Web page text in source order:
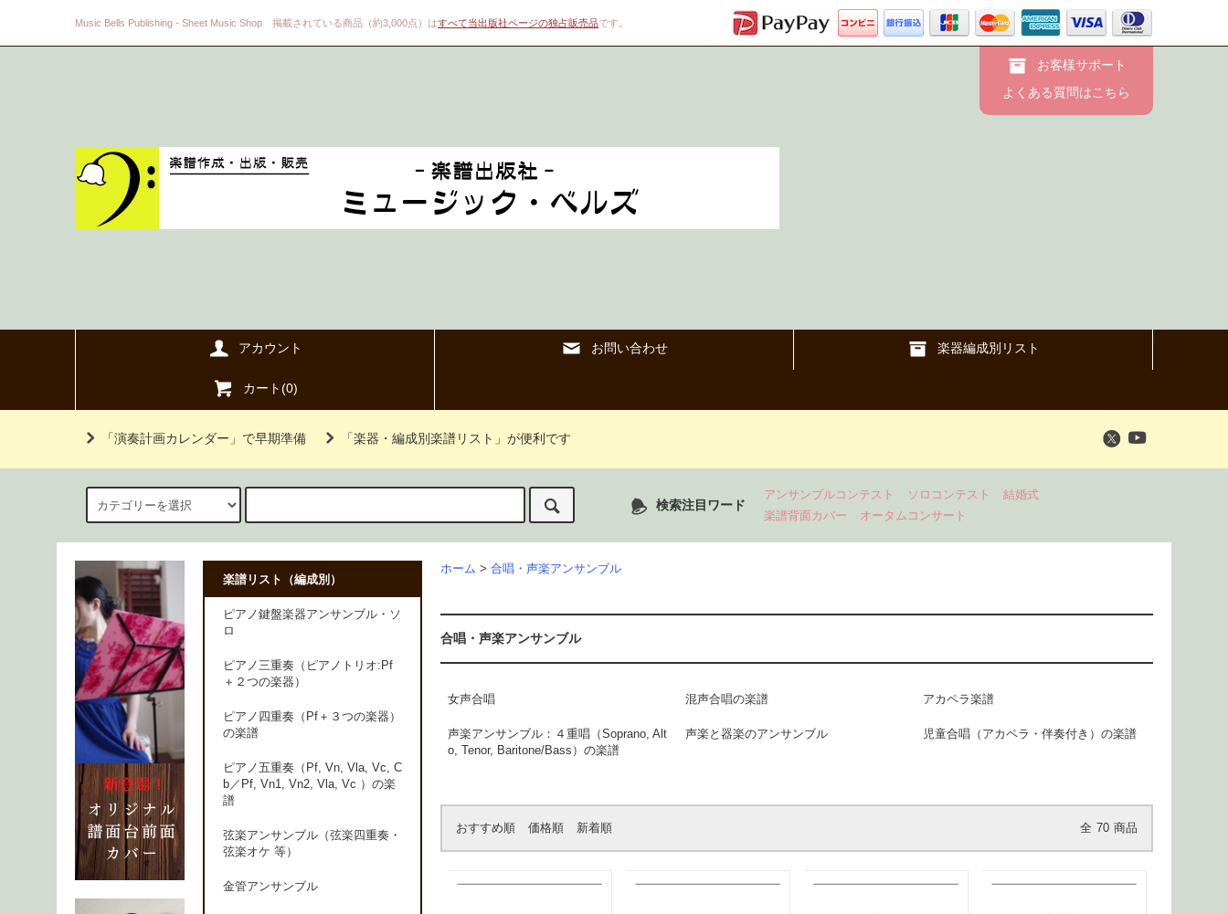
Music Bells Publishing - Sheet Music Shop 掲載されている商品（約3,000点）はすべて当出版社ページの独占販売品です。
お客様サポート
よくある質問はこちら
アカウント お問い合わせ 楽器編成別リスト
カート(0)
「演奏計画カレンダー」で早期準備 「楽器・編成別楽譜リスト」が便利です
検索注目ワード
アンサンブルコンテスト ソロコンテスト
結婚式
楽譜背面カバー
オータムコンサート
ホーム > 合唱・声楽アンサンブル
合唱・声楽アンサンブル
女声合唱 混声合唱の楽譜 アカペラ楽譜
声楽アンサンブル：４重唱（Soprano, Alt
o, Tenor, Baritone/Bass）の楽譜
声楽と器楽のアンサンブル 児童合唱（アカペラ・伴奏付き）の楽譜
おすすめ順 価格順 新着順 全 70 商品
楽譜リスト（編成別）
ピアノ鍵盤楽器アンサンブル・ソ
ロ
ピアノ三重奏（ピアノトリオ:Pf
＋２つの楽器）
ピアノ四重奏（Pf＋３つの楽器）
の楽譜
ピアノ五重奏（Pf, Vn, Vla, Vc, C
b／Pf, Vn1, Vn2, Vla, Vc ）の楽
譜
弦楽アンサンブル（弦楽四重奏・
弦楽オケ 等）
金管アンサンブル